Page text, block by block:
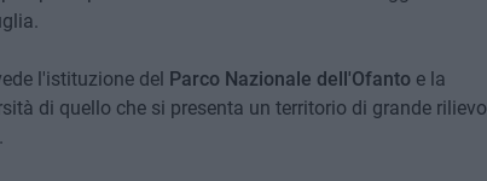
l'istituzione del Parco Nazionale dell'Ofantoe la
di quello che si presenta un territorio di grande rilievo